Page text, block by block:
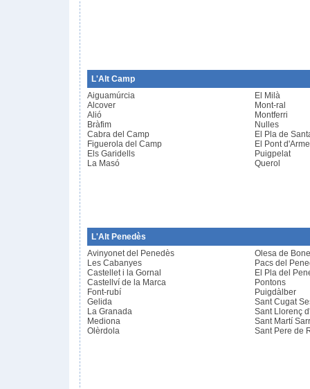
L'Alt Camp
Aiguamúrcia
Alcover
Alió
Bràfim
Cabra del Camp
Figuerola del Camp
Els Garidells
La Masó
El Milà
Mont-ral
Montferri
Nulles
El Pla de
El Pont
Puigpelat
Querol
L'Alt Penedès
Avinyonet del Penedès
Les Cabanyes
Castellet i la Gornal
Castellví de la Marca
Font-rubí
Gelida
La Granada
Mediona
Olèrdola
Olesa de
Pacs del
El Pla del
Pontons
Puigdàlber
Sant Cugat
Sant Llorenç
Sant Martí
Sant Pere de